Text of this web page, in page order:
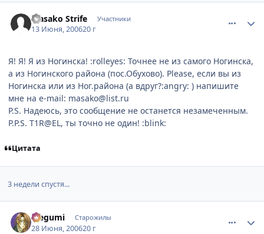
Masako Strife Участники
13 Июня, 200620 г
Я! Я! Я из Ногинска! :rolleyes: Точнее не из самого Ногинска,
а из Ногинского района (пос.Обухово). Please, если вы из
Ногинска или из Ног.района (а вдруг?:angry: ) напишите
мне на e-mail: masako@list.ru
P.S. Надеюсь, это сообщение не останется незамеченным.
P.P.S. T1R@EL, ты точно не один! :blink:
Цитата
3 недели спустя...
Megumi Старожилы
28 Июня, 200620 г